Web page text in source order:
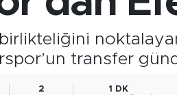
transfer
2 1 DK